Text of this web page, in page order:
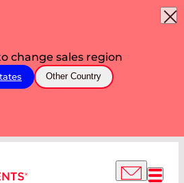
change sales region
Other Country